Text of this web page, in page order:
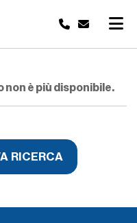
è più disponibile.
RICERCA